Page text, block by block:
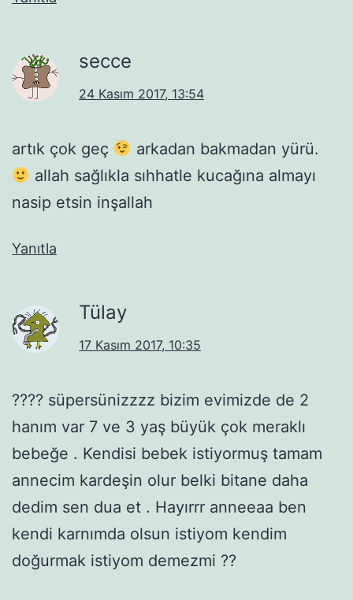
secce
24 Kasım 2017, 13:54
artık çok geç
arkadan bakmadan yürü.
allah sağlıkla sıhhatle kucağına almayı
nasip etsin inşallah
Yanıtla
Tülay
17 Kasım 2017, 10:35
???? süpersünizzzz bizim evimizde de 2
hanım var 7 ve 3 yaş büyük çok meraklı
bebeğe . Kendisi bebek istiyormuş tamam
annecim kardeşin olur belki bitane daha
dedim sen dua et . Hayırrr anneeaa ben
kendi karnımda olsun istiyom kendim
doğurmak istiyom demezmi ??